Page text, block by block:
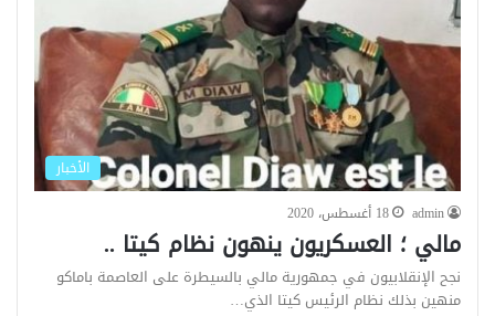
الأخبار
admin
18 أغسطس، 2020
مالي ؛ العسكريون ينهون نظام كيتا ..
نجح الإنقلابيون في جمهورية مالي بالسيطرة على العاصمة باماكو
منهين بذلك نظام الرئيس كيتا الذي…